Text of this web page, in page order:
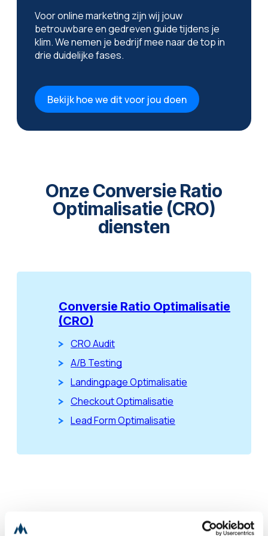
Voor online marketing zijn wij jouw
betrouwbare en gedreven guide tijdens je
klim. We nemen je bedrijf mee naar de top in
drie duidelijke fases.
Bekijk hoe we dit voor jou doen
Onze Conversie Ratio
Optimalisatie (CRO)
diensten
Conversie Ratio Optimalisatie
(CRO)
CRO Audit
A/B Testing
Landingpage Optimalisatie
Checkout Optimalisatie
Lead Form Optimalisatie